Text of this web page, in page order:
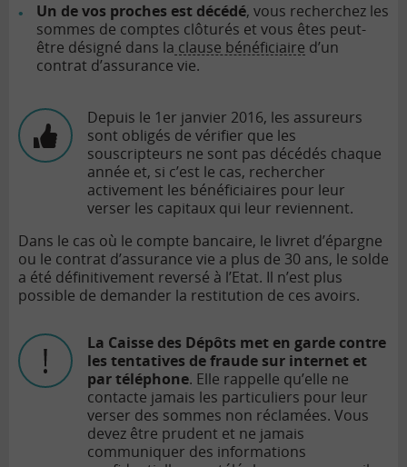
Un de vos proches est décédé, vous recherchez les
sommes de comptes clôturés et vous êtes peut-
être désigné dans la clause bénéficiaire d’un
contrat d’assurance vie.
Depuis le 1er janvier 2016, les assureurs
sont obligés de vérifier que les
souscripteurs ne sont pas décédés chaque
année et, si c’est le cas, rechercher
activement les bénéficiaires pour leur
verser les capitaux qui leur reviennent.
Dans le cas où le compte bancaire, le livret d’épargne
ou le contrat d’assurance vie a plus de 30 ans, le solde
a été définitivement reversé à l’Etat. Il n’est plus
possible de demander la restitution de ces avoirs.
La Caisse des Dépôts met en garde contre
les tentatives de fraude sur internet et
par téléphone. Elle rappelle qu’elle ne
contacte jamais les particuliers pour leur
verser des sommes non réclamées. Vous
devez être prudent et ne jamais
communiquer des informations